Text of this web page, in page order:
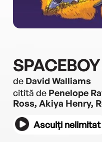
SPACEBOY
de David Walliams
citită de Penelope
Ross, Akiya Henry,
Asculți nelimitat